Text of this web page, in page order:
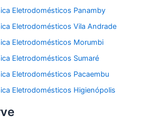
Eletrodomésticos Panamby
Eletrodomésticos Vila Andrade
Eletrodomésticos Morumbi
Eletrodomésticos Sumaré
Eletrodomésticos Pacaembu
Eletrodomésticos Higienópolis